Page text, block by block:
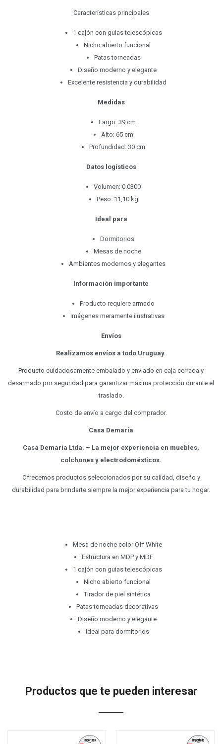
Características principales
1 cajón con guías telescópicas
Nicho abierto funcional
Patas torneadas
Diseño moderno y elegante
Excelente resistencia y durabilidad
Medidas
Largo: 39 cm
Alto: 65 cm
Profundidad: 30 cm
Datos logísticos
Volumen: 0.0300
Peso: 11,10 kg
Ideal para
Dormitorios
Mesas de noche
Ambientes modernos y elegantes
Información importante
Producto requiere armado
Imágenes meramente ilustrativas
Envíos
Realizamos envíos a todo Uruguay.
Producto cuidadosamente embalado y enviado en caja cerrada y
desarmado por seguridad para garantizar máxima protección durante el
traslado.
Costo de envío a cargo del comprador.
Casa Demaría
Casa Demaría Ltda. – La mejor experiencia en muebles,
colchones y electrodomésticos.
Ofrecemos productos seleccionados por su calidad, diseño y
durabilidad para brindarte siempre la mejor experiencia para tu hogar.
Mesa de noche color Off White
Estructura en MDP y MDF
1 cajón con guías telescópicas
Nicho abierto funcional
Tirador de piel sintética
Patas torneadas decorativas
Diseño moderno y elegante
Ideal para dormitorios
Productos que te pueden interesar